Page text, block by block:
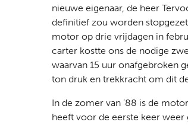
nieuwe eigenaar, de heer
definitief zou worden
motor op drie vrijdagen in
carter kostte ons de nodige
waarvan 15 uur onafgebroken
ton druk en trekkracht om dit
In de zomer van ’88 is de
heeft voor de eerste keer